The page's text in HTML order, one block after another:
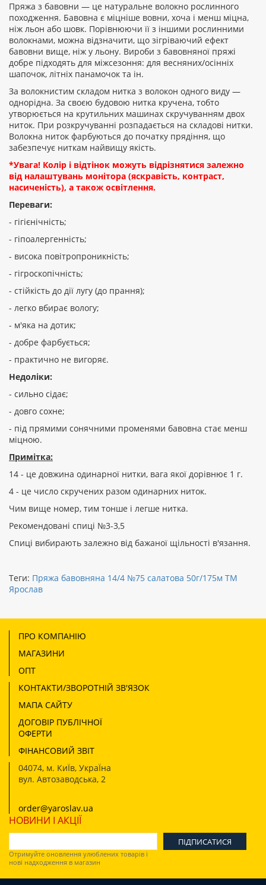
Пряжа з бавовни — це натуральне волокно рослинного
походження. Бавовна є міцніше вовни, хоча і менш міцна,
ніж льон або шовк. Порівнюючи її з іншими рослинними
волокнами, можна відзначити, що зігріваючий ефект
бавовни вище, ніж у льону. Вироби з бавовняної пряжі
добре підходять для міжсезоння: для весняних/осінніх
шапочок, літніх панамочок та ін.
За волокнистим складом нитка з волокон одного виду —
однорідна. За своєю будовою нитка кручена, тобто
утворюється на крутильних машинах скручуванням двох
ниток. При розкручуванні розпадається на складові нитки.
Волокна ниток фарбуються до початку прядіння, що
забезпечує ниткам найвищу якість.
*Увага! Колір і відтінок можуть відрізнятися залежно
від налаштувань монітора (яскравість, контраст,
насиченість), а також освітлення.
Переваги:
- гігієнічність;
- гіпоалергенність;
- висока повітропроникність;
- гігроскопічність;
- стійкість до дії лугу (до прання);
- легко вбирає вологу;
- м'яка на дотик;
- добре фарбується;
- практично не вигоряє.
Недоліки:
- сильно сідає;
- довго сохне;
- під прямими сонячними променями бавовна стає менш
міцною.
Примітка:
14 - це довжина одинарної нитки, вага якої дорівнює 1 г.
4 - це число скручених разом одинарних ниток.
Чим вище номер, тим тонше і легше нитка.
Рекомендовані спиці №3-3,5
Спиці вибирають залежно від бажаної щільності в'язання.
Рейтинг:
ПРОДОВЖИТИ
Теги: Пряжа бавовняна 14/4 №75 салатова 50г/175м ТМ
Ярослав
ПРО КОМПАНІЮ
МАГАЗИНИ
ОПТ
КОНТАКТИ/ЗВОРОТНІЙ ЗВ'ЯЗОК
МАПА САЙТУ
ДОГОВІР ПУБЛІЧНОЇ
ОФЕРТИ
ФІНАНСОВИЙ ЗВІТ
04074, м. КиЇв, УкраЇна
вул. Автозаводська, 2
order@yaroslav.ua
НОВИНИ І АКЦІЇ
Отримуйте оновлення улюблених товарів і
нові надходження в магазин